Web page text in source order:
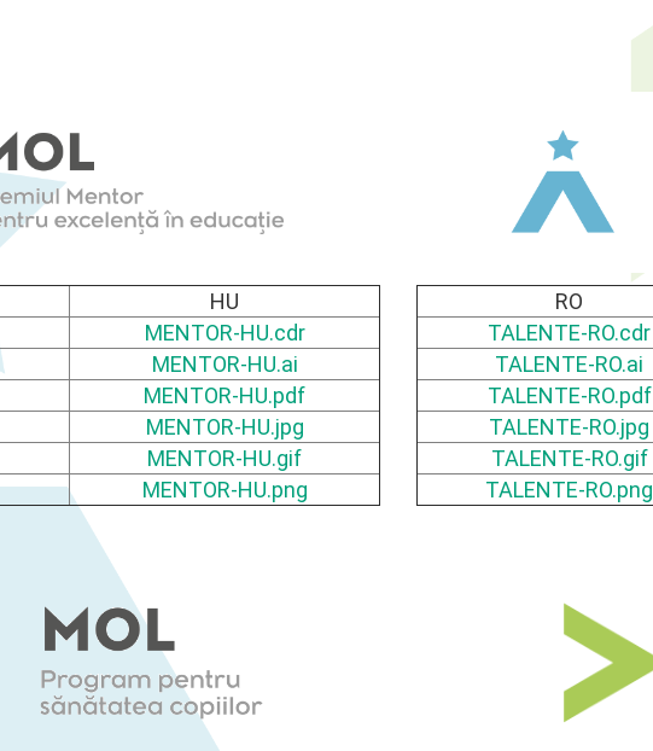
HU
MENTOR-HU.cdr
MENTOR-HU.ai
MENTOR-HU.pdf
MENTOR-HU.jpg
MENTOR-HU.gif
MENTOR-HU.png
RO
TALENTE-RO.cdr
TALENTE-RO.ai
TALENTE-RO.pdf
TALENTE-RO.jpg
TALENTE-RO.gif
TALENTE-RO.png